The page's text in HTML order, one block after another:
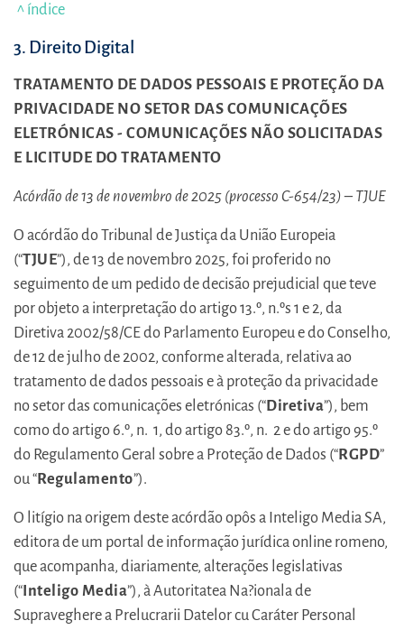
^ índice
3. Direito Digital
TRATAMENTO DE DADOS PESSOAIS E PROTEÇÃO DA
PRIVACIDADE NO SETOR DAS COMUNICAÇÕES
ELETRÓNICAS - COMUNICAÇÕES NÃO SOLICITADAS
E LICITUDE DO TRATAMENTO
Acórdão de 13 de novembro de 2025 (processo C-654/23) – TJUE
O acórdão do Tribunal de Justiça da União Europeia
(“TJUE”), de 13 de novembro 2025, foi proferido no
seguimento de um pedido de decisão prejudicial que teve
por objeto a interpretação do artigo 13.º, n.ºs 1 e 2, da
Diretiva 2002/58/CE do Parlamento Europeu e do Conselho,
de 12 de julho de 2002, conforme alterada, relativa ao
tratamento de dados pessoais e à proteção da privacidade
no setor das comunicações eletrónicas (“Diretiva”), bem
como do artigo 6.º, n. 1, do artigo 83.º, n. 2 e do artigo 95.º
do Regulamento Geral sobre a Proteção de Dados (“RGPD”
ou “Regulamento”).
O litígio na origem deste acórdão opôs a Inteligo Media SA,
editora de um portal de informação jurídica online romeno,
que acompanha, diariamente, alterações legislativas
(“ Inteligo Media”), à Autoritatea Na?ionala de
Supraveghere a Prelucrarii Datelor cu Caráter Personal